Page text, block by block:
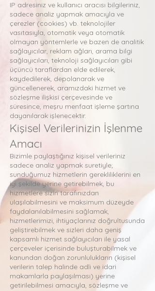
IP adresiniz ve kullanıcı aracısı bilgileriniz,
sadece analiz yapmak amacıyla ve
çerezler (cookies) vb. teknolojiler
vasıtasıyla, otomatik veya otomatik
olmayan yöntemlerle ve bazen de analitik
sağlayıcılar, reklam ağları, arama bilgi
sağlayıcıları, teknoloji sağlayıcıları gibi
üçüncü taraflardan elde edilerek,
kaydedilerek, depolanarak ve
güncellenerek, aramızdaki hizmet ve
sözleşme ilişkisi çerçevesinde ve
süresince, meşru menfaat işleme şartına
dayanılarak işlenecektir.
Kişisel Verilerinizin İşlenme
Amacı
Bizimle paylaştığınız kişisel verileriniz
sadece analiz yapmak suretiyle;
sunduğumuz hizmetlerin gerekliliklerini en
iyi şekilde yerine getirebilmek, bu
hizmetlere sizin tarafınızdan
ulaşılabilmesini ve maksimum düzeyde
faydalanılabilmesini sağlamak,
hizmetlerimizi, ihtiyaçlarınız doğrultusunda
geliştirebilmek ve sizleri daha geniş
kapsamlı hizmet sağlayıcıları ile yasal
çerçeveler içerisinde buluşturabilmek ve
kanundan doğan zorunlulukların (kişisel
verilerin talep halinde adli ve idari
makamlarla paylaşılması) yerine
getirilebilmesi amacıyla, sözleşme ve